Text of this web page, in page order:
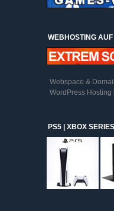
WEBHOSTING
Webspace &
WordPress Hosting
PS5 | XBOX